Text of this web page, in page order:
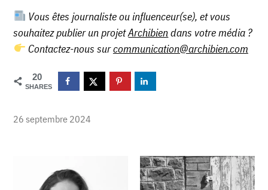
Vous êtes journaliste ou influenceur(se), et vous
souhaitez publier un projetArchibiendans votre média ?
Contactez-nous surcommunication@archibien.com
20
SHARES
26 septembre 2024